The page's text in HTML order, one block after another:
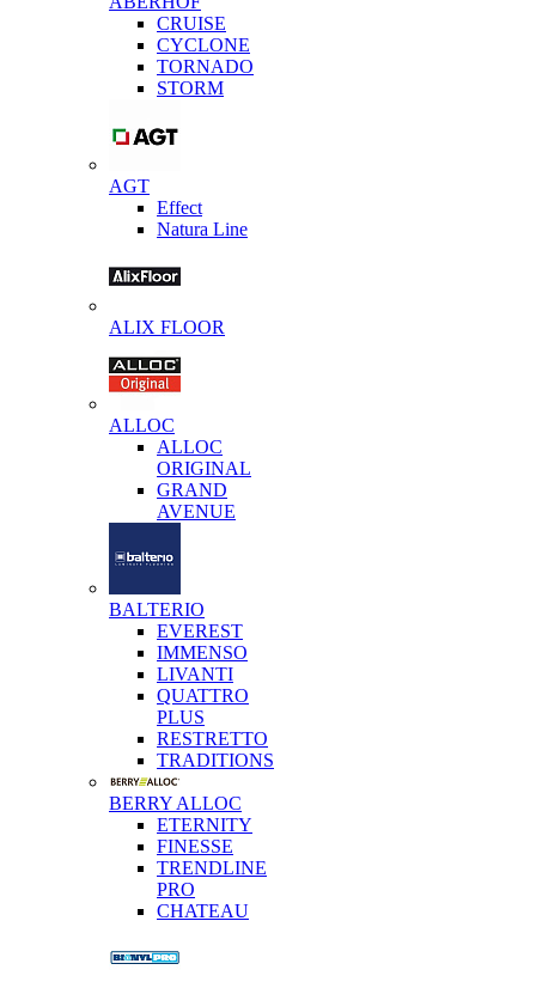
CRUISE
CYCLONE
TORNADO
STORM
AGT
Effect
Natura Line
ALIX FLOOR
ALLOC
ALLOC
ORIGINAL
GRAND
AVENUE
BALTERIO
EVEREST
IMMENSO
LIVANTI
QUATTRO
PLUS
RESTRETTO
TRADITIONS
BERRY ALLOC
ETERNITY
FINESSE
TRENDLINE
PRO
CHATEAU